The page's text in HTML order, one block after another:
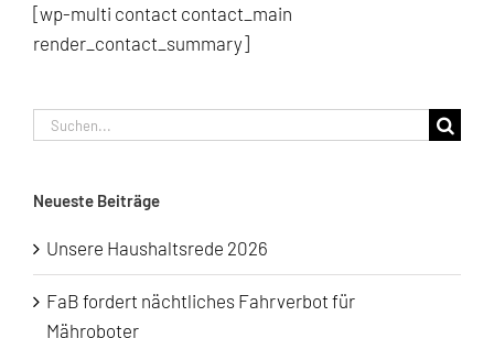
[wp-multi contact contact_main
render_contact_summary]
Suche
Neueste Beiträge
Unsere Haushaltsrede 2026
FaB fordert nächtliches Fahrverbot für
Mähroboter